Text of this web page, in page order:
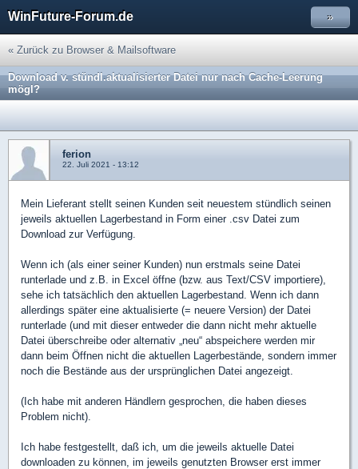
WinFuture-Forum.de »
« Zurück zu Browser & Mailsoftware
Download v. stündl.aktualisierter Datei nur nach Cache-Leerung
mögl?
ferion
22. Juli 2021 - 13:12
Mein Lieferant stellt seinen Kunden seit neuestem stündlich seinen
jeweils aktuellen Lagerbestand in Form einer .csv Datei zum
Download zur Verfügung.
Wenn ich (als einer seiner Kunden) nun erstmals seine Datei
runterlade und z.B. in Excel öffne (bzw. aus Text/CSV importiere),
sehe ich tatsächlich den aktuellen Lagerbestand. Wenn ich dann
allerdings später eine aktualisierte (= neuere Version) der Datei
runterlade (und mit dieser entweder die dann nicht mehr aktuelle
Datei überschreibe oder alternativ „neu“ abspeichere werden mir
dann beim Öffnen nicht die aktuellen Lagerbestände, sondern immer
noch die Bestände aus der ursprünglichen Datei angezeigt.
(Ich habe mit anderen Händlern gesprochen, die haben dieses
Problem nicht).
Ich habe festgestellt, daß ich, um die jeweils aktuelle Datei
downloaden zu können, im jeweils genutzten Browser erst immer